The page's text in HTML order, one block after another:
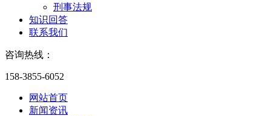
刑事法规
知识回答
联系我们
咨询热线：
158-3855-6052
网站首页
新闻资讯